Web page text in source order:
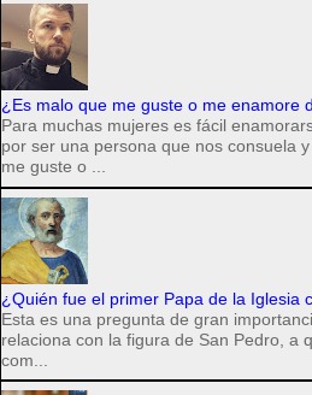
¿Es malo que me guste o me enamore
Para muchas mujeres es fácil
por ser una persona que nos consuela
me guste o ...
¿Quién fue el primer Papa de la Iglesia
Esta es una pregunta de gran
relaciona con la figura de San Pedro, a
com...